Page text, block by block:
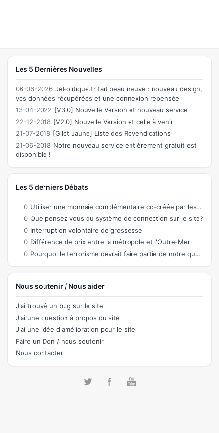
Les 5 Dernières Nouvelles
06-06-2026 JePolitique.fr fait peau neuve : nouveau design,
vos données récupérées et une connexion repensée
13-04-2022 [V3.0] Nouvelle Version et nouveau service
22-12-2018 [V2.0] Nouvelle Version et celle à venir
21-07-2018 [Gilet Jaune] Liste des Revendications
21-06-2018 Notre nouveau service entièrement gratuit est
disponible !
Les 5 derniers Débats
0 Utiliser une monnaie complémentaire co-créée par les citoyens permettant des échanges
0 Que pensez vous du système de connection sur le site?
0 Interruption volontaire de grossesse
0 Différence de prix entre la métropole et l'Outre-Mer
0 Pourquoi le terrorisme devrait faire partie de notre quotidien ?
Nous soutenir / Nous aider
J'ai trouvé un bug sur le site
J'ai une question à propos du site
J'ai une idée d'amélioration pour le site
Faire un Don / nous soutenir
Nous contacter